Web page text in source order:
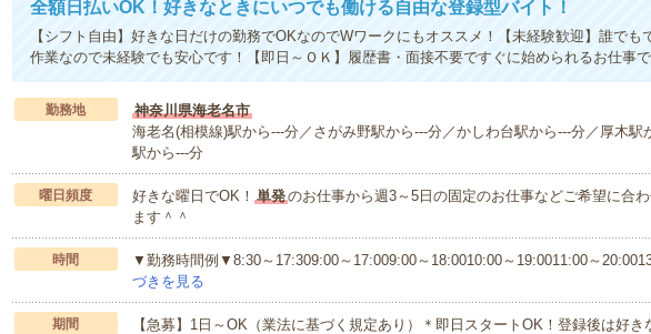
全額日払いOK！好きなときにいつでも働ける自由な登録型バイト！
【シフト自由】好きな日だけの勤務でOKなのでWワークにもオススメ！【未経験歓迎】誰でも
作業なので未経験でも安心です！【即日～ＯＫ】履歴書・面接不要ですぐに始められるお仕事で
勤務地
神奈川県海老名市
海老名(相模線)駅から---分／さがみ野駅から---分／かしわ台駅から---分／厚木駅
駅から---分
曜日頻度 好きな曜日でOK！ 単発のお仕事から週3～5日の固定のお仕事などご希望に合
ます＾＾
時間 ▼勤務時間例▼8:30～17:309:00～17:009:00～18:0010:00～19:0011:00～
づきを見る
期間
【急募】1日～OK（業法に基づく規定あり）＊即日スタートOK！登録後は好き